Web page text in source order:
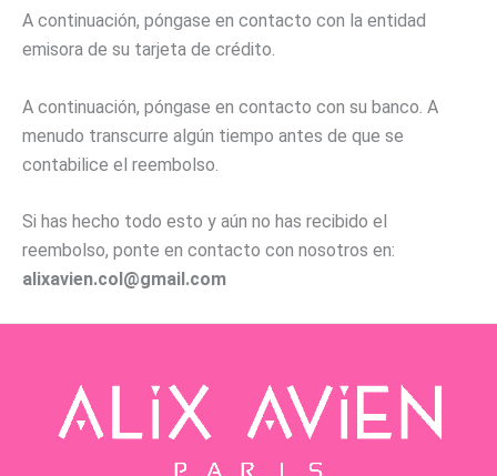
A continuación, póngase en contacto con la entidad
emisora de su tarjeta de crédito.
A continuación, póngase en contacto con su banco. A
menudo transcurre algún tiempo antes de que se
contabilice el reembolso.
Si has hecho todo esto y aún no has recibido el
reembolso, ponte en contacto con nosotros en:
alixavien.col@gmail.com